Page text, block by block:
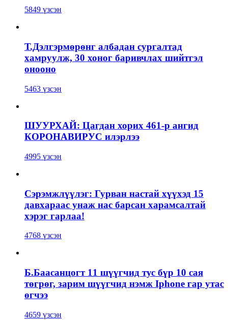
5849 үзсэн
Т.Дэлгэрмөрөнг албадан сургалтад
хамруулж, 30 хоног баривчлах шийтгэл
онооно
5463 үзсэн
ШУУРХАЙ: Цагдан хорих 461-р ангид
КОРОНАВИРУС илэрлээ
4995 үзсэн
Сэрэмжлүүлэг: Гурван настай хүүхэд 15
давхараас унаж нас барсан харамсалтай
хэрэг гарлаа!
4768 үзсэн
Б.Баасанцогт 11 шүүгчид тус бүр 10 сая
төгрөг, зарим шүүгчид нэмж Iphone гар утас
өгчээ
4659 үзсэн